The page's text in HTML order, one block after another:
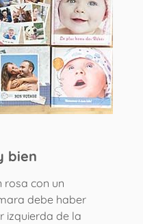
bien
rosa con un
debe haber
izquierda de la